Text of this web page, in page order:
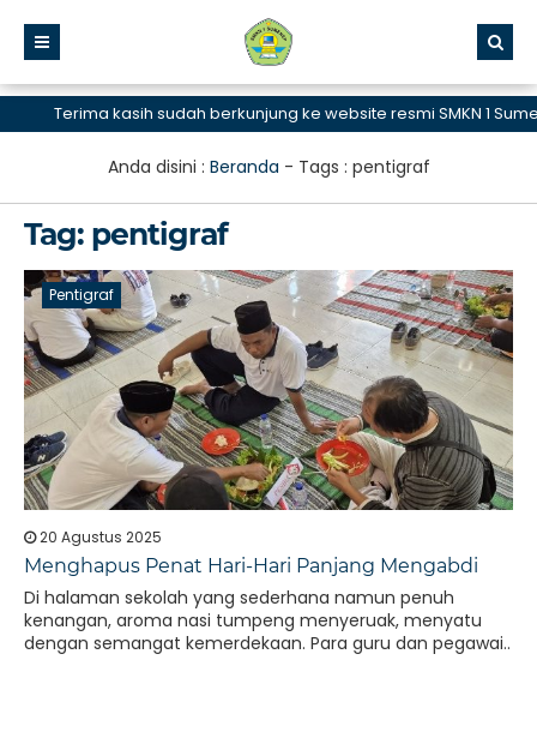
Terima kasih sudah berkunjung ke website resmi SMKN 1
Anda disini : Beranda - Tags : pentigraf
Tag: pentigraf
Pentigraf
20 Agustus 2025
Menghapus Penat Hari-Hari Panjang Mengabdi
Di halaman sekolah yang sederhana namun penuh
kenangan, aroma nasi tumpeng menyeruak, menyatu
dengan semangat kemerdekaan. Para guru dan pegawai..